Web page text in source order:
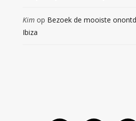
Kimop Bezoek de mooiste
Ibiza